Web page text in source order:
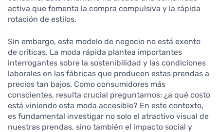
activa que fomenta la compra compulsiva y la rápida
rotación de estilos.
Sin embargo, este modelo de negocio no está exento
de críticas. La moda rápida plantea importantes
interrogantes sobre la sostenibilidad y las condiciones
laborales en las fábricas que producen estas prendas a
precios tan bajos. Como consumidores más
conscientes, resulta crucial preguntarnos: ¿a qué costo
está viniendo esta moda accesible? En este contexto,
es fundamental investigar no solo el atractivo visual de
nuestras prendas, sino también el impacto social y